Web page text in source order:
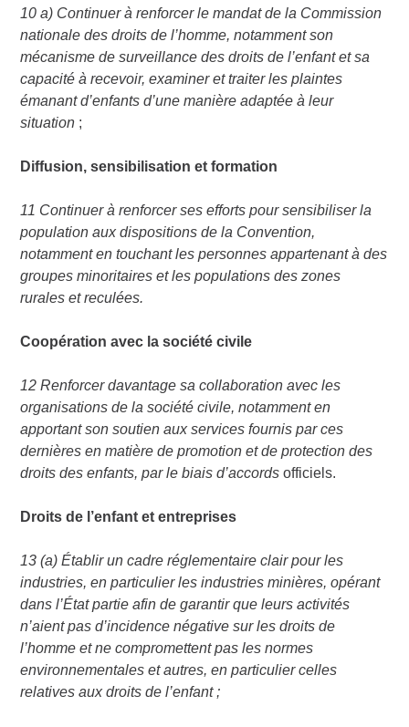
10 a) Continuer à renforcer le mandat de la Commission
nationale des droits de l’homme, notamment son
mécanisme de surveillance des droits de l’enfant et sa
capacité à recevoir, examiner et traiter les plaintes
émanant d’enfants d’une manière adaptée à leur
situation ;
Diffusion, sensibilisation et formation
11 Continuer à renforcer ses efforts pour sensibiliser la
population aux dispositions de la Convention,
notamment en touchant les personnes appartenant à des
groupes minoritaires et les populations des zones
rurales et reculées.
Coopération avec la société civile
12 Renforcer davantage sa collaboration avec les
organisations de la société civile, notamment en
apportant son soutien aux services fournis par ces
dernières en matière de promotion et de protection des
droits des enfants, par le biais d’accords officiels.
Droits de l’enfant et entreprises
13 (a) Établir un cadre réglementaire clair pour les
industries, en particulier les industries minières, opérant
dans l’État partie afin de garantir que leurs activités
n’aient pas d’incidence négative sur les droits de
l’homme et ne compromettent pas les normes
environnementales et autres, en particulier celles
relatives aux droits de l’enfant ;